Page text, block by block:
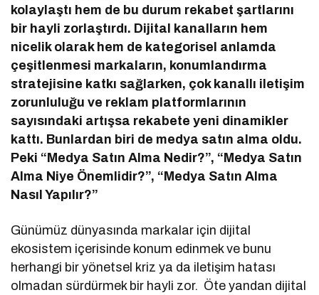
kolaylaştı hem de bu durum rekabet şartlarını
bir hayli zorlaştırdı. Dijital kanalların hem
nicelik olarak hem de kategorisel anlamda
çeşitlenmesi markaların, konumlandırma
stratejisine katkı sağlarken, çok kanallı iletişim
zorunluluğu ve reklam platformlarının
sayısındaki artışsa rekabete yeni dinamikler
kattı. Bunlardan biri de medya satın alma oldu.
Peki “Medya Satın Alma Nedir?”, “Medya Satın
Alma Niye Önemlidir?”, “Medya Satın Alma
Nasıl Yapılır?”
Günümüz dünyasında markalar için dijital
ekosistem içerisinde konum edinmek ve bunu
herhangi bir yönetsel kriz ya da iletişim hatası
olmadan sürdürmek bir hayli zor. Öte yandan dijital